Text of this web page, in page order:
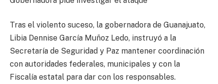
Tras el violento suceso, la gobernadora de Guanajuato,
Libia Dennise García Muñoz Ledo, instruyó a la
Secretaría de Seguridad y Paz mantener coordinación
con autoridades federales, municipales y con la
Fiscalía estatal para dar con los responsables.